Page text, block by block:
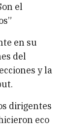
el
en su
del
y la
dirigentes
eco